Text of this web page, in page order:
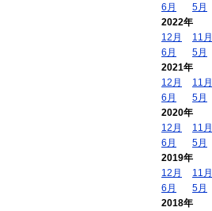
6月
5月
2022年
12月
11月
6月
5月
2021年
12月
11月
6月
5月
2020年
12月
11月
6月
5月
2019年
12月
11月
6月
5月
2018年